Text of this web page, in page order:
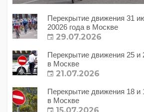
Перекрытие движения 31
20026 года в Москве
29.07.2026
Перекрытие движения 25 и
в Москве
21.07.2026
Перекрытие движения 18 и
в Москве